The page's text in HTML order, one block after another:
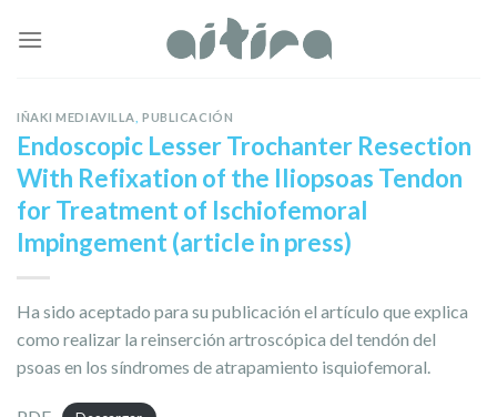
IÑAKI MEDIAVILLA ,PUBLICACIÓN
Endoscopic Lesser Trochanter Resection
With Refixation of the Iliopsoas Tendon
for Treatment of Ischiofemoral
Impingement (article in press)
Ha sido aceptado para su publicación el artí­culo que explica
como realizar la reinserción artroscópica del tendón del
psoas en los sí­ndromes de atrapamiento isquiofemoral.